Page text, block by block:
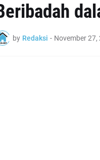
by Redaksi - November 27,